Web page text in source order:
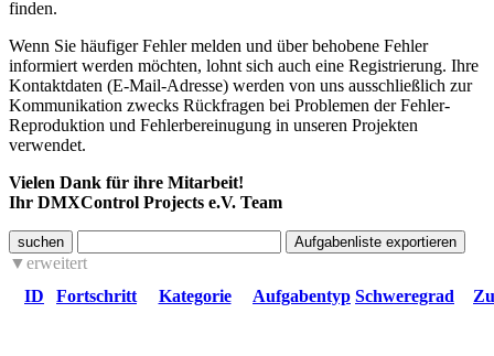
finden.
Wenn Sie häufiger Fehler melden und über behobene Fehler
informiert werden möchten, lohnt sich auch eine Registrierung. Ihre
Kontaktdaten (E-Mail-Adresse) werden von uns ausschließlich zur
Kommunikation zwecks Rückfragen bei Problemen der Fehler-
Reproduktion und Fehlerbereinugung in unseren Projekten
verwendet.
Vielen Dank für ihre Mitarbeit!
Ihr DMXControl Projects e.V. Team
suchen
erweitert
ID
Fortschritt Kategorie Aufgabentyp Schweregrad